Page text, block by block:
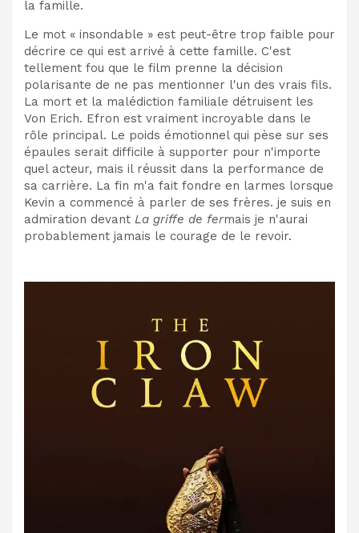
la famille.
Le mot « insondable » est peut-être trop faible pour
décrire ce qui est arrivé à cette famille. C'est
tellement fou que le film prenne la décision
polarisante de ne pas mentionner l'un des vrais fils.
La mort et la malédiction familiale détruisent les
Von Erich. Efron est vraiment incroyable dans le
rôle principal. Le poids émotionnel qui pèse sur ses
épaules serait difficile à supporter pour n'importe
quel acteur, mais il réussit dans la performance de
sa carrière. La fin m'a fait fondre en larmes lorsque
Kevin a commencé à parler de ses frères. je suis en
admiration devant La griffe de fermais je n'aurai
probablement jamais le courage de le revoir.​​​​​​​